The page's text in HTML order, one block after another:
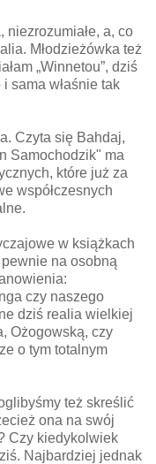
niezrozumiałe, a, co
Młodzieżówka też
„Winnetou”, dziś
i sama właśnie tak
Czyta się Bahdaj,
Samochodzik" ma
które już za
współczesnych
w książkach
na osobną
czy naszego
dziś realia wielkiej
Ożogowską, czy
o tym totalnym
też skreślić
ona na swój
Czy kiedykolwiek
Najbardziej jednak